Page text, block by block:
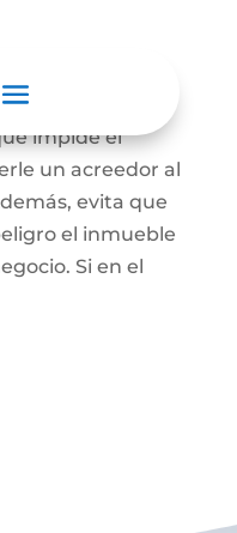
de la
impide el
un acreedor al
evita que
el inmueble
Si en el